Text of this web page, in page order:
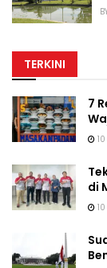
TERKINI
7
di